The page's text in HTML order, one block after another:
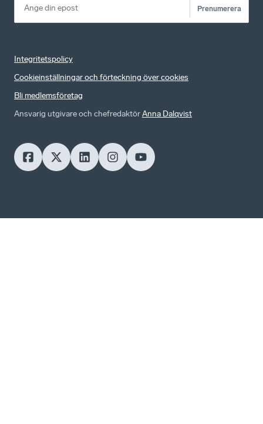
Prenumerera
Integritetspolicy
Cookieinställningar och förteckning över cookies
Bli medlemsföretag
Ansvarig utgivare och chefredaktörAnna Dalqvist